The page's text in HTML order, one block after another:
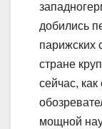
добились
парижских
стране
сейчас,
мощной